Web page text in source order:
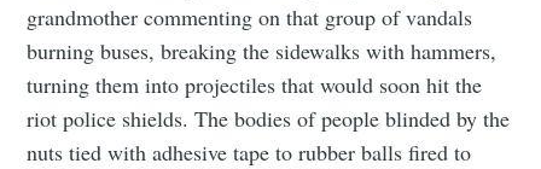
grandmother commenting on that group of vandals
burning buses, breaking the sidewalks with hammers,
turning them into projectiles that would soon hit the
riot police shields. The bodies of people blinded by the
nuts tied with adhesive tape to rubber balls fired to